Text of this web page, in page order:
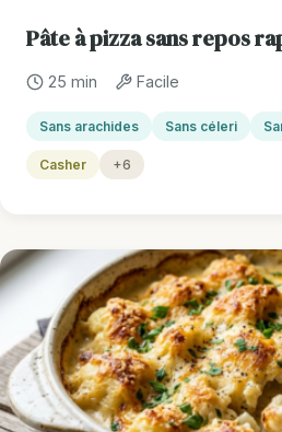
Pâte à pizza sans repos
25 min Facile
Sans arachides Sans céleri
Casher +6